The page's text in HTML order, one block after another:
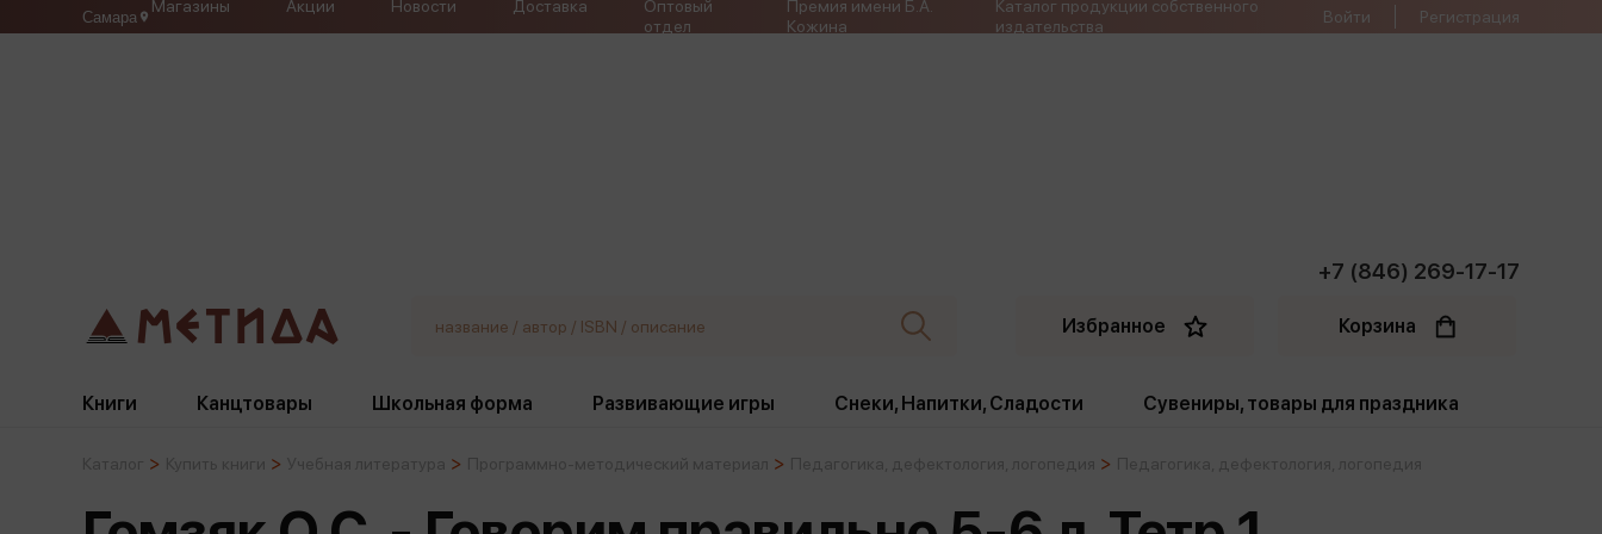
Самара
Магазины Акции Новости Доставка
Оптовый
отдел
Премия имени Б.А.
Кожина
Каталог продукции собственного
издательства
Войти Регистрация
+7 (846) 269-17-17
Избранное Корзина
Книги Канцтовары Школьная форма Развивающие игры Снеки, Напитки, Сладости Сувениры, товары для праздника